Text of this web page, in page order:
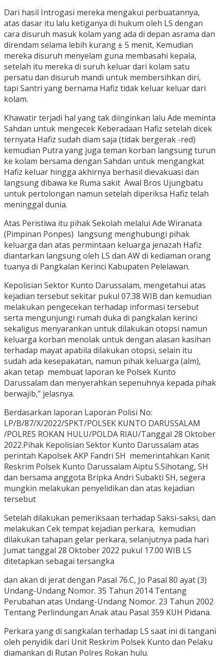
Dari hasil Introgasi mereka mengakui perbuatannya,
atas dasar itu lalu ketiganya di hukum oleh LS dengan
cara disuruh masuk kolam yang ada di depan asrama dan
direndam selama lebih kurang ± 5 menit, Kemudian
mereka disuruh menyelam guna membasahi kepala,
setelah itu mereka di suruh keluar dari kolam satu
persatu dan disuruh mandi untuk membersihkan diri,
tapi Santri yang bernama Hafiz tidak keluar keluar dari
kolam.
Khawatir terjadi hal yang tak diinginkan lalu Ade meminta
Sahdan untuk mengecek Keberadaan Hafiz setelah dicek
ternyata Hafiz sudah diam saja (tidak bergerak -red)
kemudian Putra yang juga teman korban langsung turun
ke kolam bersama dengan Sahdan untuk mengangkat
Hafiz keluar hingga akhirnya berhasil dievakuasi dan
langsung dibawa ke Ruma sakit Awal Bros Ujungbatu
untuk pertolongan namun setelah diperiksa Hafiz telah
meninggal dunia.
Atas Peristiwa itu pihak Sekolah melalui Ade Wiranata
(Pimpinan Ponpes) langsung menghubungi pihak
keluarga dan atas permintaan keluarga jenazah Hafiz
diantarkan langsung oleh LS dan AW di kediaman orang
tuanya di Pangkalan Kerinci Kabupaten Pelelawan.
Kepolisian Sektor Kunto Darussalam, mengetahui atas
kejadian tersebut sekitar pukul 07.38 WIB dan kemudian
melakukan pengecekan terhadap informasi tersebut
serta mengunjungi rumah duka di pangkalan kerinci
sekaligus menyarankan untuk dilakukan otopsi namun
keluarga korban menolak untuk dengan alasan kasihan
terhadap mayat apabila dilakukan otopsi, selain itu
sudah ada kesepakatan, namun pihak keluarga (alm),
akan tetap membuat laporan ke Polsek Kunto
Darussalam dan menyerahkan sepenuhnya kepada pihak
berwajib,” jelasnya.
Berdasarkan laporan Laporan Polisi No:
LP/B/87/X/2022/SPKT/POLSEK KUNTO DARUSSALAM
/POLRES ROKAN HULU/POLDA RIAU/Tanggal 28 Oktober
2022.Pihak Kepolisian Sektor Kunto Darussalam atas
perintah Kapolsek AKP Fandri SH memerintahkan Kanit
Reskrim Polsek Kunto Darussalam Aiptu S.Sihotang, SH
dan bersama anggota Bripka Andri Subakti SH, segera
mungkin melakukan penyelidikan dan atas kejadian
tersebut
Setelah dilakukan pemeriksaan terhadap Saksi-saksi, dan
melakukan Cek tempat kejadian perkara, kemudian
dilakukan tahapan gelar perkara, selanjutnya pada hari
Jumat tanggal 28 Oktober 2022 pukul 17.00 WIB LS
ditetapkan sebagai tersangka
dan akan di jerat dengan Pasal 76.C, Jo Pasal 80 ayat (3)
Undang-Undang Nomor. 35 Tahun 2014 Tentang
Perubahan atas Undang-Undang Nomor. 23 Tahun 2002
Tentang Perlindungan Anak atau Pasal 359 KUH Pidana.
Perkara yang di sangkalan terhadap LS saat ini di tangani
oleh penyidik dari Unit Reskrim Polsek Kunto dan Pelaku
diamankan di Rutan Polres Rokan hulu.